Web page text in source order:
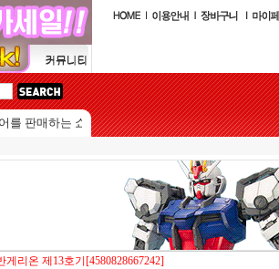
하는 쇼핑몰입니다.
리온 제13호기[4580828667242]